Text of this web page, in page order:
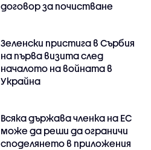
договор за почистване
Зеленски пристига в Сърбия
на първа визита след
началото на войната в
Украйна
Всяка държава членка на ЕС
може да реши да ограничи
споделянето в приложения